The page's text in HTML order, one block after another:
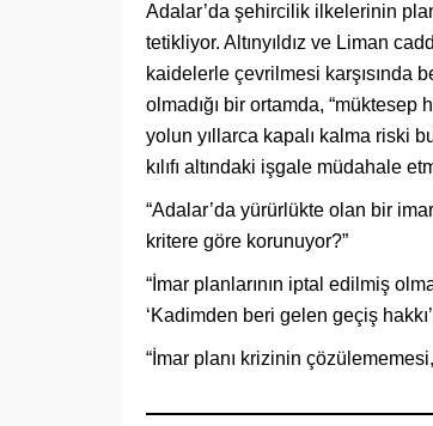
Adalar’da şehircilik ilkelerinin
tetikliyor. Altınyıldız ve Liman
kaidelerle çevrilmesi karşısında
olmadığı bir ortamda, “müktesep
yolun yıllarca kapalı kalma riski
kılıfı altındaki işgale müdahale
“Adalar’da yürürlükte olan bir
kritere göre korunuyor?”
“İmar planlarının iptal edilmiş
‘Kadimden beri gelen geçiş
“İmar planı krizinin